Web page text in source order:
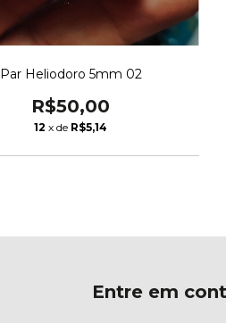
Par Heliodoro 5mm 02
R$50,00
12 x de R$5,14
Entre em